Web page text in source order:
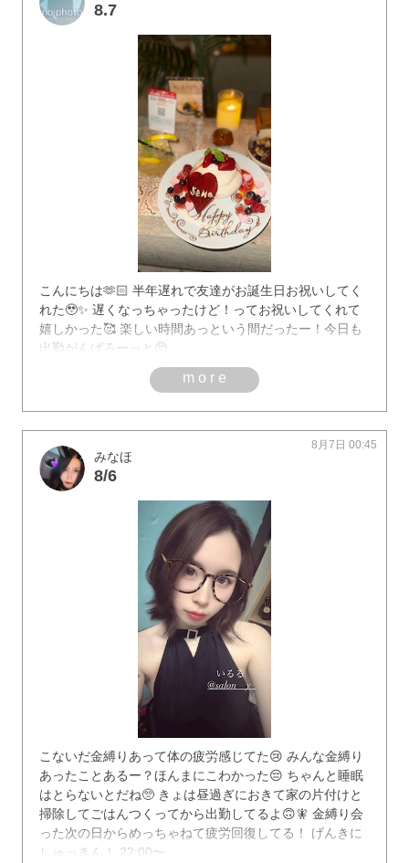
8.7
こんにちは🫶🏻 半年遅れで友達がお誕生日お祝いしてく
れた🥹✨ 遅くなっちゃったけど！ってお祝いしてくれて
嬉しかった🥰 楽しい時間あっという間だったー！今日も
出勤がんばろーっと🥺
more
みなほ
8/6
8月7日 00:45
こないだ金縛りあって体の疲労感じてた😢 みんな金縛り
あったことあるー？ほんまにこわかった😔 ちゃんと睡眠
はとらないとだね🥺 きょは昼過ぎにおきて家の片付けと
掃除してごはんつくってから出勤してるよ🙃🧚 金縛り会
った次の日からめっちゃねて疲労回復してる！ げんきに
しゅっきん！ 22:00〜